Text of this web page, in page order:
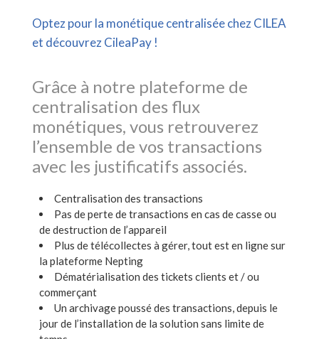
Optez pour la monétique centralisée chez CILEA
et découvrez CileaPay !
Grâce à notre plateforme de
centralisation des flux
monétiques, vous retrouverez
l’ensemble de vos transactions
avec les justificatifs associés.
Centralisation des transactions
Pas de perte de transactions en cas de casse ou
de destruction de l’appareil
Plus de télécollectes à gérer, tout est en ligne sur
la plateforme Nepting
Dématérialisation des tickets clients et / ou
commerçant
Un archivage poussé des transactions, depuis le
jour de l’installation de la solution sans limite de